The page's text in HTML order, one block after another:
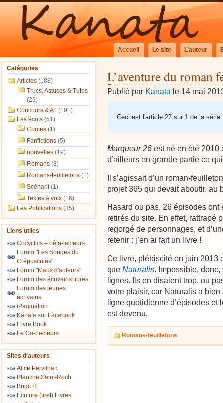
Accueil Le site L’auteur
Catégories
Articles (188)
Trucs, Astuces & Tutos
(29)
Concours & AT (191)
Les écrits (51)
Contes (1)
Fanfictions (5)
nouvelles (19)
Romans (8)
Romans-feuilletons (1)
Scénarii (1)
Textes à voix (16)
Les Publications (35)
Liens utiles
Cocyclics – bêta-lecteurs
Forum "Les Songes du
Crépuscules"
Forum "Maux d'auteurs"
Forum des écrivains libres
Forum des jeunes
écrivains
iPagination
Kanata sur Facebook
L'ivre Book
Le Co-Lecteurs
Sites d'auteurs
Alice Pervilhac
Blanche Saint-Roch
Brigit H.
Écriture (tiret) Livres
L’aventure du roman
Publié par Kanata le 14 mai
Ceci est l'article 27 sur 1 de la série
Marqueur 26 est né en été 2010
d’ailleurs en grande partie ce
Il s’agissait d’un roman-
projet 365 qui devait aboutir, au
Hasard ou pas, 26 épisodes ont
retirés du site. En effet, rattrapé
regorgé de personnages, et
retenir : j’en ai fait un livre !
Ce livre, plébiscité en juin 2013
queNaturalis. Impossible,
lignes. Ils en disaient trop, ou
votre plaisir, car Naturalis a
ligne quotidienne d’épisodes et
est devenu.
Romans-feuilletons